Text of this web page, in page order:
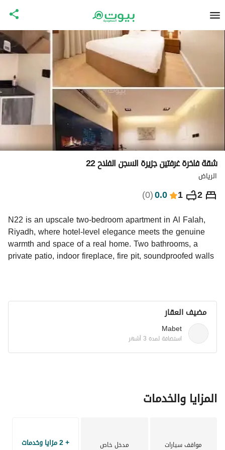
شقة فاخرة غرفتين جزيرة السجن الفلاح 22
الرياض
2
1
0.0
(
0
) ⃁
409 ليلة
التفاصيل الاماكن القريبة معلومات وزارة السياحة
N22 is an upscale two-bedroom apartment in Al Falah,
Riyadh, where hotel-level elegance meets the genuine
warmth and space of a real home. Two bathrooms, a
private patio, indoor fireplace, fire pit, soundproofed walls
four minutes out and King Khalid Airport is just seventeen
مضيف العقار
Mabet
استضافة لمدة 3 أشهر
المزايا والخدمات
مواقف سيارات مدخل خاص + 2 مزايا وخدمات